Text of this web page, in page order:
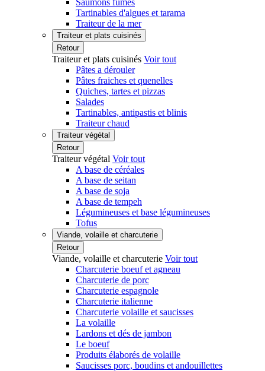
Saumons fumés
Tartinables d'algues et tarama
Traiteur de la mer
Traiteur et plats cuisinés
Retour
Traiteur et plats cuisinés Voir tout
Pâtes a dérouler
Pâtes fraiches et quenelles
Quiches, tartes et pizzas
Salades
Tartinables, antipastis et blinis
Traiteur chaud
Traiteur végétal
Retour
Traiteur végétal Voir tout
A base de céréales
A base de seitan
A base de soja
A base de tempeh
Légumineuses et base légumineuses
Tofus
Viande, volaille et charcuterie
Retour
Viande, volaille et charcuterie Voir tout
Charcuterie boeuf et agneau
Charcuterie de porc
Charcuterie espagnole
Charcuterie italienne
Charcuterie volaille et saucisses
La volaille
Lardons et dés de jambon
Le boeuf
Produits élaborés de volaille
Saucisses porc, boudins et andouillettes